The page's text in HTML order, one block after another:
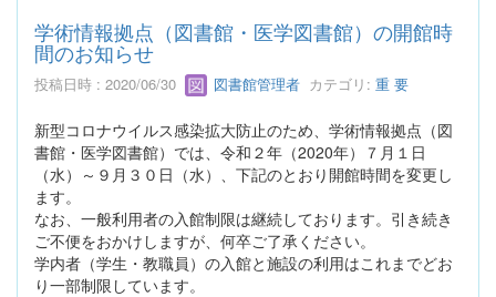
学術情報拠点（図書館・医学図書館）の開館時
間のお知らせ
投稿日時 : 2020/06/30 図書館管理者 カテゴリ: 重 要
新型コロナウイルス感染拡大防止のため、学術情報拠点（図
書館・医学図書館）では、令和２年（2020年）７月１日
（水）～９月３０日（水）、下記のとおり開館時間を変更し
ます。
なお、一般利用者の入館制限は継続しております。引き続き
ご不便をおかけしますが、何卒ご了承ください。
学内者（学生・教職員）の入館と施設の利用はこれまでどお
り一部制限しています。